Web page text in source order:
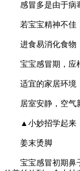
感冒多是由于病毒
若宝宝精神不佳，
进食易消化食物
宝宝感冒期，应根
适宜的家居环境
居室安静，空气新
▲小妙招学起来
姜末烫脚
宝宝感冒初期鼻子